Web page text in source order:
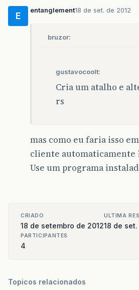
E
entanglement18 de set. de 2012
bruzor:
gustavocoolt:
Cria um atalho e
rs
mas como eu faria isso
cliente automaticamente
Use um programa
CRIADO
18 de setembro de 2012
ULTIMA
18 de
PARTICIPANTES
4
Topicos relacionados